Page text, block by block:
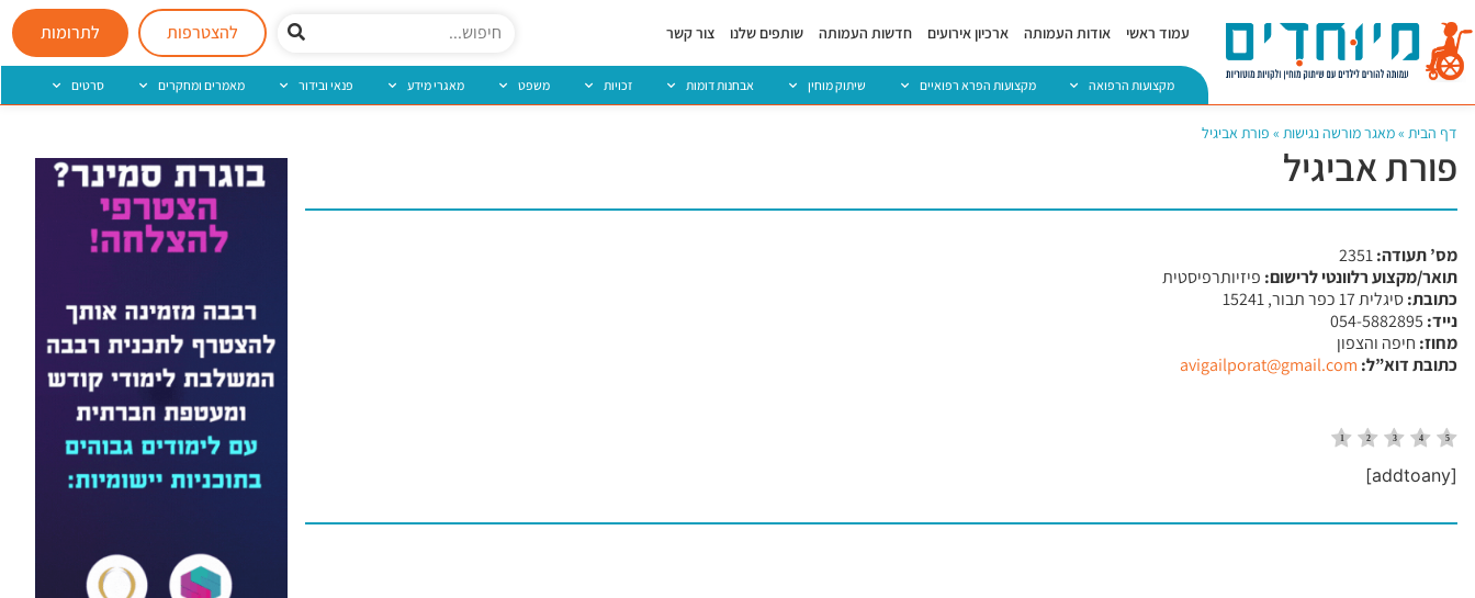
עמוד ראשי אודות העמותה ארכיון אירועים חדשות העמותה שותפים שלנו צור קשר להצטרפות לתרומות
מקצועות הרפואה מקצועות הפרא רפואיים שיתוק מוחין אבחנות דומות זכויות משפט מאגרי מידע פנאי ובידור מאמרים ומחקרים סרטים
דף הבית »מאגר מורשה נגישות » פורת אביגיל
פורת אביגיל
מס’ תעודה:
תואר/מקצוע רלוונטי לרישום: פיזיותרפיסטית
כתובת:סיגלית 17 כפר תבור, 15241
נייד:
מחוז: חיפה והצפון
כתובת דוא”ל: avigailporat@gmail.com
[addtoany]